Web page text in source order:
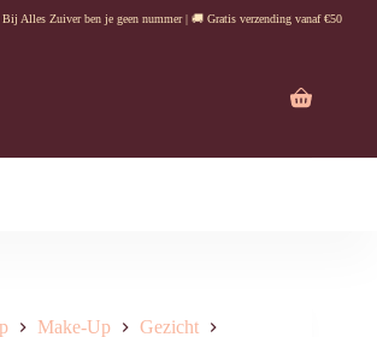
Alles Zuiver ben je geen nummer | 🚚 Gratis verzending vanaf €50
Make-Up
Gezicht